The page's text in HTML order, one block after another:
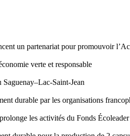
un partenariat pour promouvoir
verte et responsable
Saint-Jean
durable par les organisations
les activités du Fonds